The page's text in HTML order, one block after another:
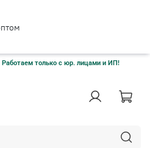
только с юр. лицами и ИП!